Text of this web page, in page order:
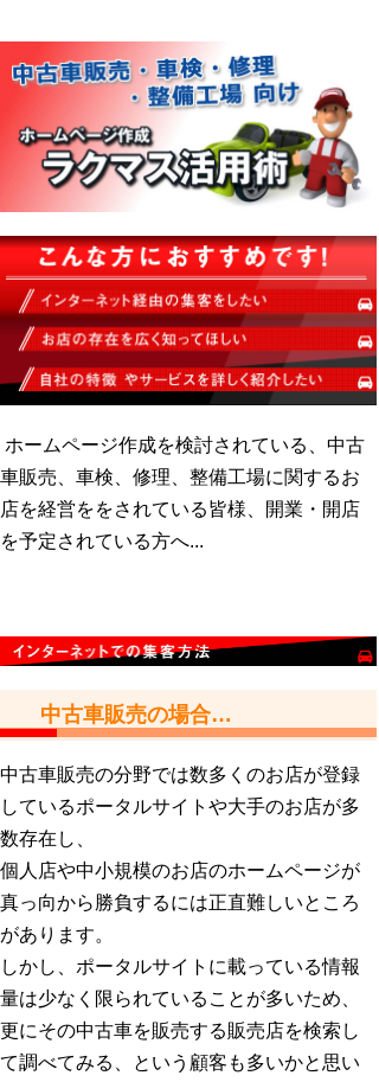
ホームページ作成を検討されている、中古
車販売、車検、修理、整備工場に関するお
店を経営ををされている皆様、開業・開店
を予定されている方へ...
中古車販売の場合…
中古車販売の分野では数多くのお店が登録
しているポータルサイトや大手のお店が多
数存在し、
個人店や中小規模のお店のホームページが
真っ向から勝負するには正直難しいところ
があります。
しかし、ポータルサイトに載っている情報
量は少なく限られていることが多いため、
更にその中古車を販売する販売店を検索し
て調べてみる、という顧客も多いかと思い